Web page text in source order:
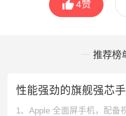
4赞
推荐榜
性能强劲的旗舰强芯
1、Apple 全面屏手机，配备